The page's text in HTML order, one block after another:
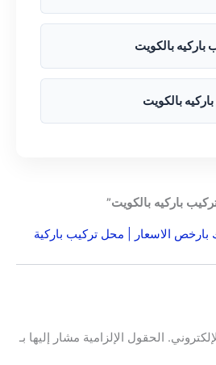
بالكويت
بالكويت
الاسعار | محل تركيب باركية
الحقول الإلزامية مشار إليها بـ